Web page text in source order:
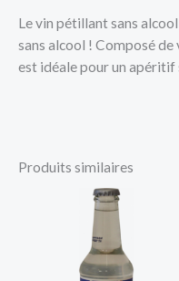
Le vin pétillant sans
sans alcool ! Composé
est idéale pour un apéritif
Produits similaires